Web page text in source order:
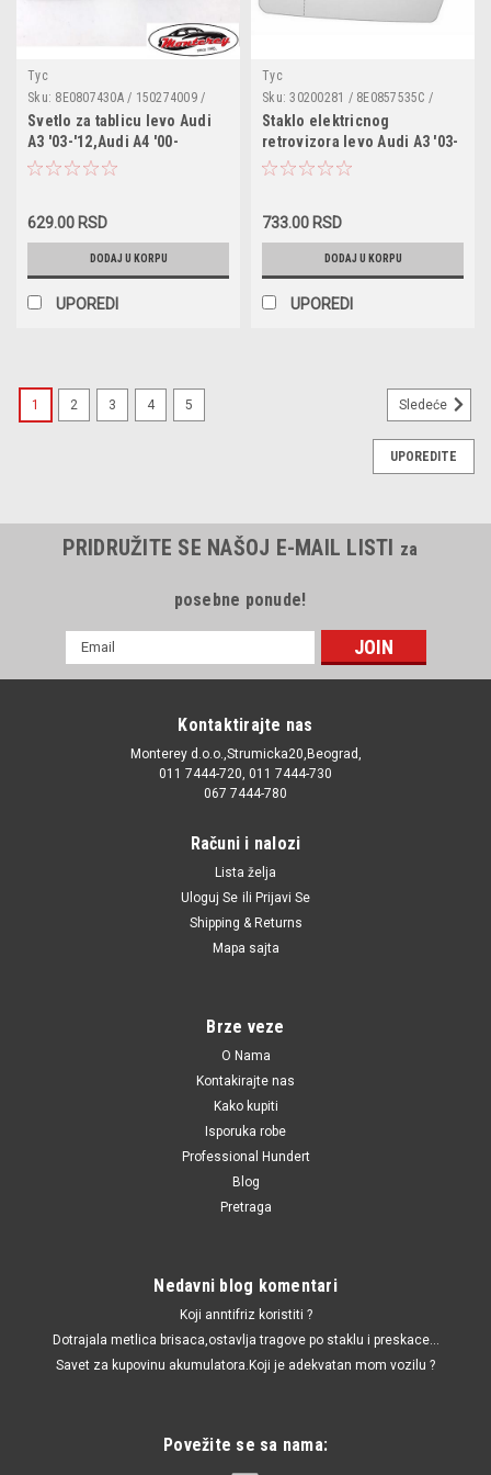
Tyc
Sku: 8E0807430A / 150274009 /
8E0943021 / 8E0943021B /
0325919
Svetlo za tablicu levo Audi
A3 '03-'12,Audi A4 '00-
'07,Audi A6 '04-'10,Audi A8
629.00 RSD
DODAJ U KORPU
UPOREDI
Tyc
Sku: 30200281 / 8E0857535C /
8E0857535E / 0325837
Staklo elektricnog
retrovizora levo Audi A3 '03-
'08,Audi A4 '00-'07,Audi A6
733.00 RSD
DODAJ U KORPU
UPOREDI
1 2 3 4 5 Sledeće
UPOREDITE
PRIDRUŽITE SE NAŠOJ E-MAIL LISTI za
posebne ponude!
mail
Kontaktirajte nas
Monterey d.o.o.,Strumicka20,Beograd,
011 7444-720, 011 7444-730
067 7444-780
Računi i nalozi
Lista želja
Uloguj Se ili Prijavi Se
Shipping & Returns
Mapa sajta
Brze veze
O Nama
Kontakirajte nas
Kako kupiti
Isporuka robe
Professional Hundert
Blog
Pretraga
Nedavni blog komentari
Koji anntifriz koristiti ?
Dotrajala metlica brisaca,ostavlja tragove po staklu i preskace...
Savet za kupovinu akumulatora.Koji je adekvatan mom vozilu ?
Povežite se sa nama: